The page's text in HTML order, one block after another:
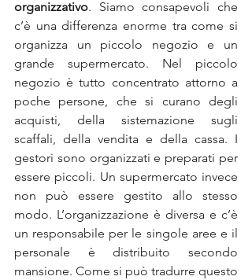
organizzativo. Siamo consapevoli che
c’è una differenza enorme tra come si
organizza un piccolo negozio e un
grande supermercato. Nel piccolo
negozio è tutto concentrato attorno a
poche persone, che si curano degli
acquisti, della sistemazione sugli
scaffali, della vendita e della cassa. I
gestori sono organizzati e preparati per
essere piccoli. Un supermercato invece
non può essere gestito allo stesso
modo. L’organizzazione è diversa e c’è
un responsabile per le singole aree e il
personale è distribuito secondo
mansione. Come si può tradurre questo